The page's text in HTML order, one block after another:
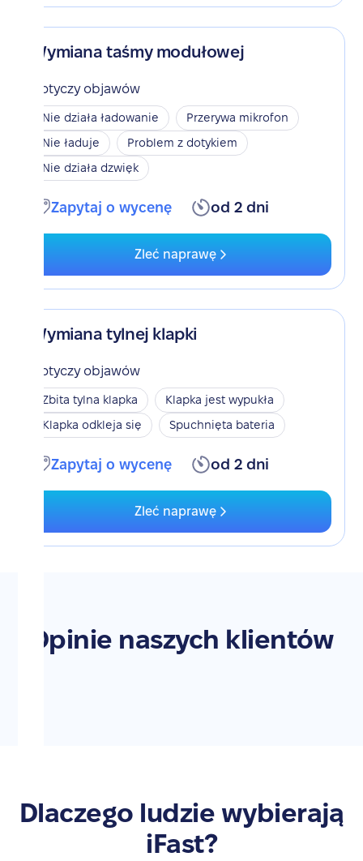
Wymiana taśmy modułowej
Dotyczy objawów
Nie działa ładowanie
Przerywa mikrofon
Nie ładuje
Problem z dotykiem
Nie działa dzwięk
Zapytaj o wycenę od 2 dni
Zleć naprawę
Wymiana tylnej klapki
Dotyczy objawów
Zbita tylna klapka
Klapka jest wypukła
Klapka odkleja się
Spuchnięta bateria
Zapytaj o wycenę od 2 dni
Zleć naprawę
Opinie naszych klientów
Dlaczego ludzie wybierają
iFast?